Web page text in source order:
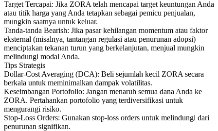
Target Tercapai: Jika ZORA telah mencapai target keuntungan Anda
atau titik harga yang Anda tetapkan sebagai pemicu penjualan,
mungkin saatnya untuk keluar.
Tanda-tanda Bearish: Jika pasar kehilangan momentum atau faktor
eksternal (misalnya, tantangan regulasi atau penurunan adopsi)
menciptakan tekanan turun yang berkelanjutan, menjual mungkin
melindungi modal Anda.
Tips Strategis
Dollar-Cost Averaging (DCA): Beli sejumlah kecil ZORA secara
berkala untuk meminimalkan dampak volatilitas.
Keseimbangan Portofolio: Jangan menaruh semua dana Anda ke
ZORA. Pertahankan portofolio yang terdiversifikasi untuk
mengurangi risiko.
Stop-Loss Orders: Gunakan stop-loss orders untuk melindungi dari
penurunan signifikan.